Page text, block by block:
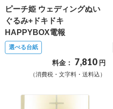
短
お
日
検
索
ピーチ姫 ウェディングぬい
ぐるみ+ドキドキ
HAPPYBOX電報
選べる台紙
料金： 7,810 円
（消費税・文字料・送料込）